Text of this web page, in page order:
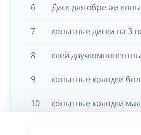
6 Диск для обрезки
7 копытные диски на 3
8 клей
9 копытные колодки
10 копытные колодки